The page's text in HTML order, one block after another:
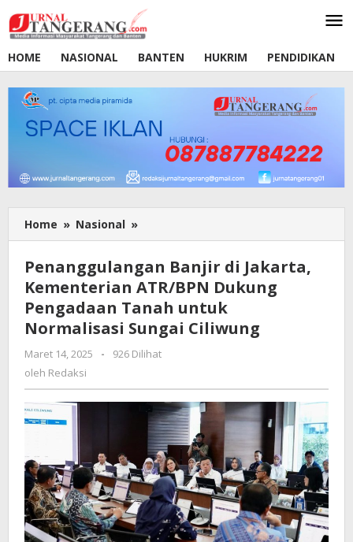
ke
konten
HOME
NASIONAL BANTEN HUKRIM PENDIDIKAN
Home » Nasional »
Banjir
Jakarta,
Kementerian
ATR/BPN
Dukung
Pengadaan
Tanah
Normalisasi
Sungai
Ciliwung
Penanggulangan Banjir di Jakarta,
Kementerian ATR/BPN Dukung
Pengadaan Tanah untuk
Normalisasi Sungai Ciliwung
Maret 14, 2025
oleh
-
926 Dilihat
oleh Redaksi